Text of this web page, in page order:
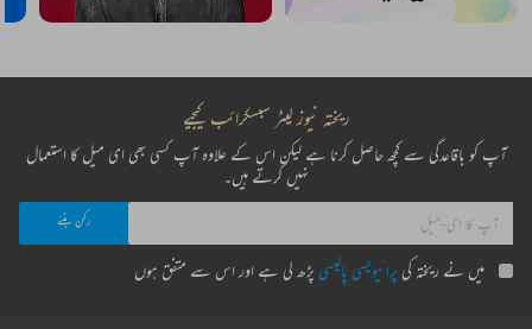
ریختہ نیوز لیٹر سبسکرائب کیجیے
آپ کو باقاعدگی سے کچھ حاصل کرنا ہے لیکن اس کے علاوہ آپ کسی بھی ای میل کا استعمال
نہیں کرتے ہیں۔
میں نے ریختہ کی پرائیویسی پالیسی پڑھ لی ہے اور اس سے متفق ہوں